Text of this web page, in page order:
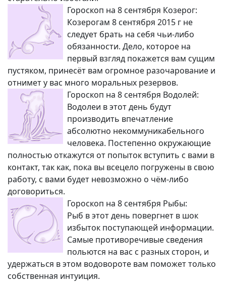
Гороскоп на 8 сентября Козерог:
Козерогам 8 сентября 2015 г не
следует брать на себя чьи-либо
обязанности. Дело, которое на
первый взгляд покажется вам сущим
пустяком, принесёт вам огромное разочарование и
отнимет у вас много моральных резервов.
Гороскоп на 8 сентября Водолей:
Водолеи в этот день будут
производить впечатление
абсолютно некоммуникабельного
человека. Постепенно окружающие
полностью откажутся от попыток вступить с вами в
контакт, так как, пока вы всецело погружены в свою
работу, с вами будет невозможно о чём-либо
договориться.
Гороскоп на 8 сентября Рыбы:
Рыб в этот день повергнет в шок
избыток поступающей информации.
Самые противоречивые сведения
польются на вас с разных сторон, и
удержаться в этом водовороте вам поможет только
собственная интуиция.